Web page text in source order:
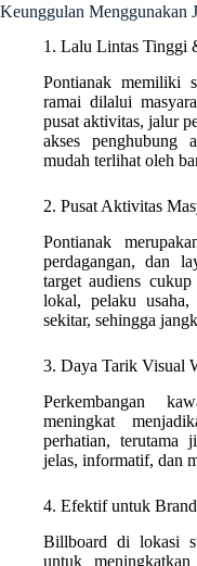
Keunggulan Menggunakan
1. Lalu Lintas Tinggi
Pontianak memiliki
ramai dilalui
pusat aktivitas, jalur
akses penghubung
mudah terlihat oleh
2. Pusat Aktivitas
Pontianak
perdagangan, dan
target audiens
lokal, pelaku usaha,
sekitar, sehingga
3. Daya Tarik Visual
Perkembangan
meningkat
perhatian, terutama
jelas, informatif, dan
4. Efektif untuk
Billboard di lokasi
untuk